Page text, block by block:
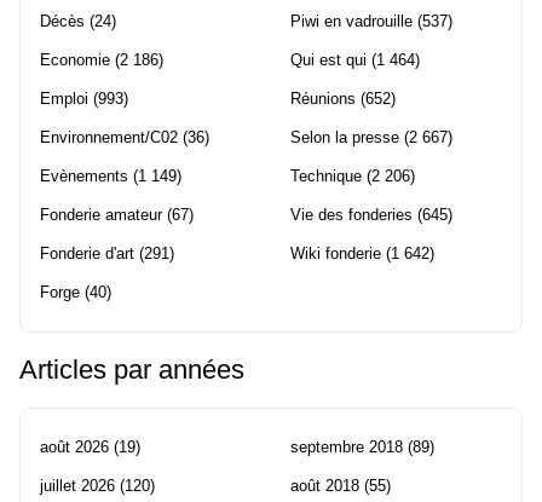
Décès (24)
Economie (2 186)
Emploi (993)
Environnement/C02 (36)
Evènements (1 149)
Fonderie amateur(67)
Fonderie d'art (291)
Forge (40)
Piwi en vadrouille (537)
Qui est qui (1 464)
Réunions (652)
Selon la presse (2 667)
Technique (2 206)
Vie des fonderies (645)
Wiki fonderie (1 642)
Articles par années
août 2026 (19)
juillet 2026 (120)
septembre 2018 (89)
août 2018 (55)